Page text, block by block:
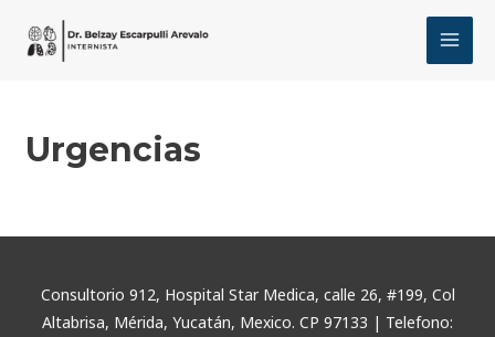
contenido
Urgencias
Consultorio 912, Hospital Star Medica, calle 26, #199, Col
Altabrisa, Mérida, Yucatán, Mexico. CP 97133 | Telefono: